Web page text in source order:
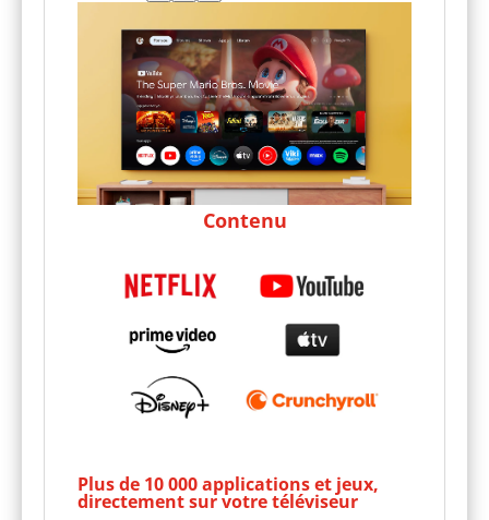
Contenu
Plus de 10 000 applications et jeux,
directement sur votre téléviseur